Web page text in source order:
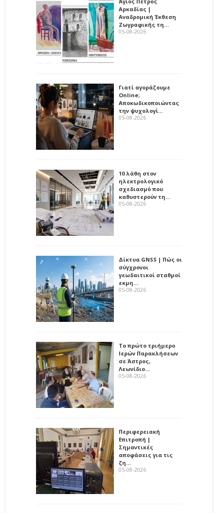
Αρκαδίας |
Αναδρομική Έκθεση
Ζωγραφικής τη…
05-08-2026
Γιατί αγοράζουμε
Online;
Αποκωδικοποιώντας
την ψυχολογί…
05-08-2026
10 λάθη στον
ηλεκτρολογικό
σχεδιασμό που
καθυστερούν τη…
05-08-2026
Δίκτυα GNSS | Πώς οι
σύγχρονοι
γεωδαιτικοί σταθμοί
εκμη…
05-08-2026
Το πρώτο τριήμερο
Ιερών Παρακλήσεων
σε Άστρος,
Λεωνίδιο…
05-08-2026
Περιφερειακή
Επιτροπή |
Σημαντικές
αποφάσεις για τις
ζη…
05-08-2026